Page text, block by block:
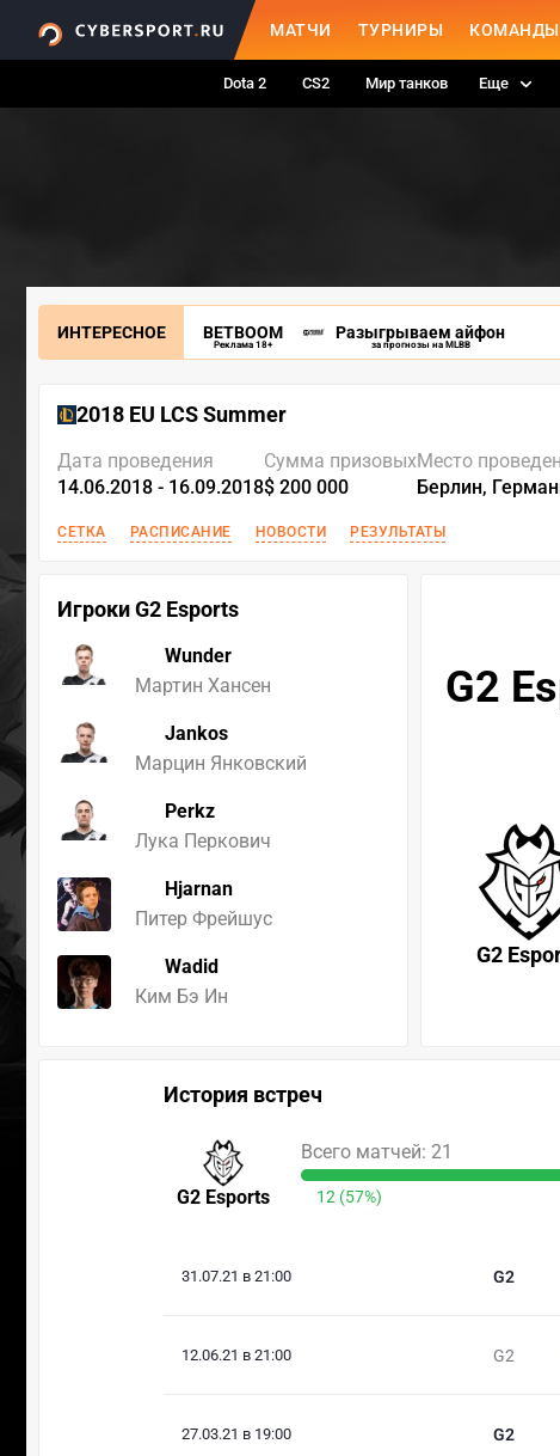
МАТЧИ ТУРНИРЫ КОМАНДЫ
Dota 2 CS2 Мир танков Еще
ИНТЕРЕСНОЕ BETBOOM
Реклама 18+
Разыгрываем айфон
за прогнозы на MLBB
2018 EU LCS Summer
Дата проведения
14.06.2018 - 16.09.2018
Сумма призовых
$ 200 000
Место
Берлин,
СЕТКА РАСПИСАНИЕ НОВОСТИ РЕЗУЛЬТАТЫ
Игроки G2 Esports
Wunder
Мартин Хансен
Jankos
Марцин Янковский
Perkz
Лука Перкович
Hjarnan
Питер Фрейшус
Wadid
Ким Бэ Ин
G2
G2
История встреч
G2 Esports
Всего матчей: 21
12 (57%)
31.07.21 в 21:00 G2
12.06.21 в 21:00 G2
27.03.21 в 19:00 G2